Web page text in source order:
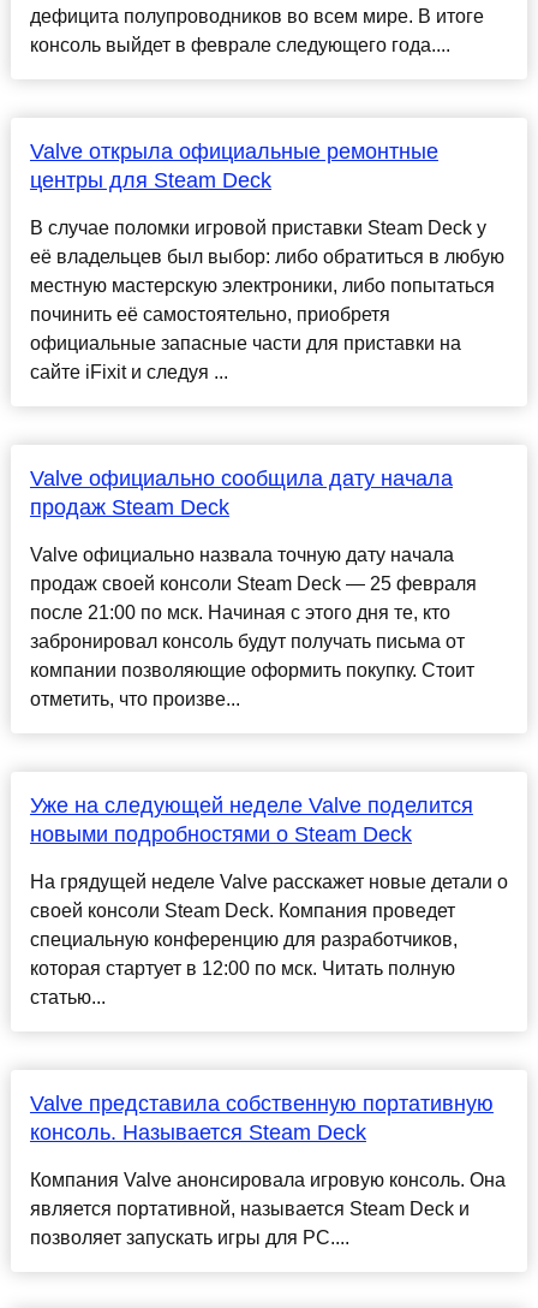
дефицита полупроводников во всем мире. В итоге
консоль выйдет в феврале следующего года....
Valve открыла официальные ремонтные
центры для Steam Deck
В случае поломки игровой приставки Steam Deck у
её владельцев был выбор: либо обратиться в любую
местную мастерскую электроники, либо попытаться
починить её самостоятельно, приобретя
официальные запасные части для приставки на
сайте iFixit и следуя ...
Valve официально сообщила дату начала
продаж Steam Deck
Valve официально назвала точную дату начала
продаж своей консоли Steam Deck — 25 февраля
после 21:00 по мск. Начиная с этого дня те, кто
забронировал консоль будут получать письма от
компании позволяющие оформить покупку. Стоит
отметить, что произве...
Уже на следующей неделе Valve поделится
новыми подробностями о Steam Deck
На грядущей неделе Valve расскажет новые детали о
своей консоли Steam Deck. Компания проведет
специальную конференцию для разработчиков,
которая стартует в 12:00 по мск. Читать полную
статью...
Valve представила собственную портативную
консоль. Называется Steam Deck
Компания Valve анонсировала игровую консоль. Она
является портативной, называется Steam Deck и
позволяет запускать игры для PC....